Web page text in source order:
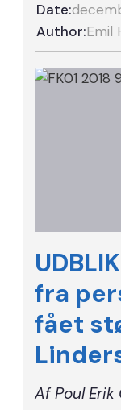
Date:
Author:Emil
fra
fået
Af Poul Erik